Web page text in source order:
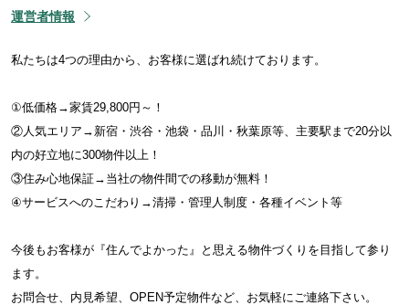
運営者情報
私たちは4つの理由から、お客様に選ばれ続けております。
①低価格→家賃29,800円～！
②人気エリア→新宿・渋谷・池袋・品川・秋葉原等、主要駅まで20分以
内の好立地に300物件以上！
③住み心地保証→当社の物件間での移動が無料！
④サービスへのこだわり→清掃・管理人制度・各種イベント等
今後もお客様が『住んでよかった』と思える物件づくりを目指して参り
ます。
お問合せ、内見希望、OPEN予定物件など、お気軽にご連絡下さい。